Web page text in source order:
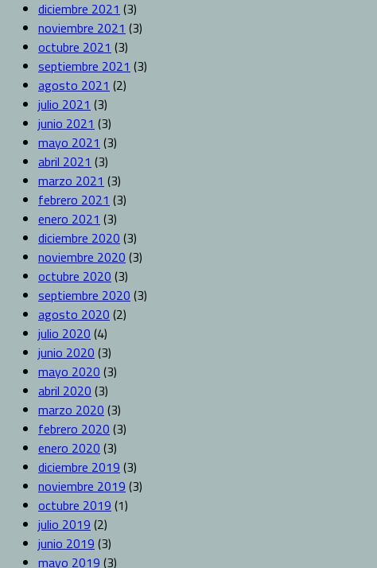
diciembre 2021 (3)
noviembre 2021 (3)
octubre 2021 (3)
septiembre 2021 (3)
agosto 2021 (2)
julio 2021 (3)
junio 2021 (3)
mayo 2021 (3)
abril 2021 (3)
marzo 2021 (3)
febrero 2021 (3)
enero 2021 (3)
diciembre 2020 (3)
noviembre 2020 (3)
octubre 2020 (3)
septiembre 2020 (3)
agosto 2020 (2)
julio 2020 (4)
junio 2020 (3)
mayo 2020 (3)
abril 2020 (3)
marzo 2020 (3)
febrero 2020 (3)
enero 2020 (3)
diciembre 2019 (3)
noviembre 2019 (3)
octubre 2019 (1)
julio 2019 (2)
junio 2019 (3)
mayo 2019 (3)